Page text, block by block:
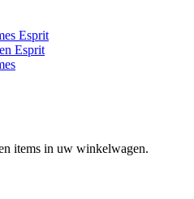
Esprit
Esprit
items in uw winkelwagen.